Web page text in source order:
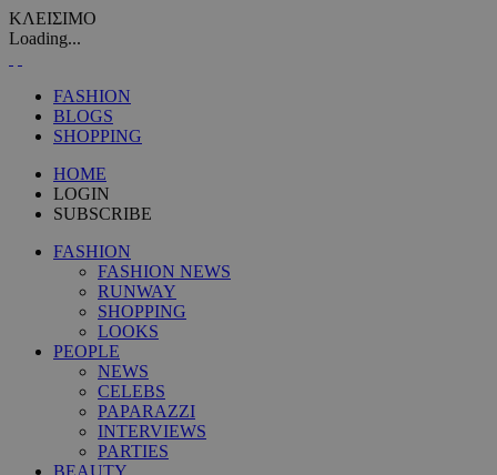
ΚΛΕΙΣΙΜΟ
Loading...
FASHION
BLOGS
SHOPPING
HOME
LOGIN
SUBSCRIBE
FASHION
FASHION NEWS
RUNWAY
SHOPPING
LOOKS
PEOPLE
NEWS
CELEBS
PAPARAZZI
INTERVIEWS
PARTIES
BEAUTY